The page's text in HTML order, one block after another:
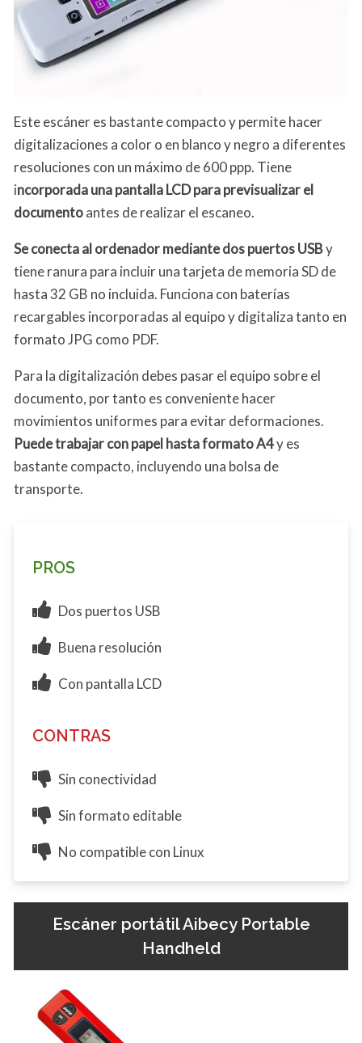
Este escáner es bastante compacto y permite hacer
digitalizaciones a color o en blanco y negro a diferentes
resoluciones con un máximo de 600 ppp. Tiene
incorporada una pantalla LCD para previsualizar el
documentoantes de realizar el escaneo.
Se conecta al ordenador mediante dos puertos USBy
tiene ranura para incluir una tarjeta de memoria SD de
hasta 32 GB no incluida. Funciona con baterías
recargables incorporadas al equipo y digitaliza tanto en
formato JPG como PDF.
Para la digitalización debes pasar el equipo sobre el
documento, por tanto es conveniente hacer
movimientos uniformes para evitar deformaciones.
Puede trabajar con papel hasta formato A4y es
bastante compacto, incluyendo una bolsa de
transporte.
PROS
Dos puertos USB
Buena resolución
Con pantalla LCD
CONTRAS
Sin conectividad
Sin formato editable
No compatible con Linux
Escáner portátil Aibecy Portable
Handheld